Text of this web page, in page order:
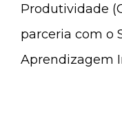
Produtividade
parceria com o
Aprendizagem